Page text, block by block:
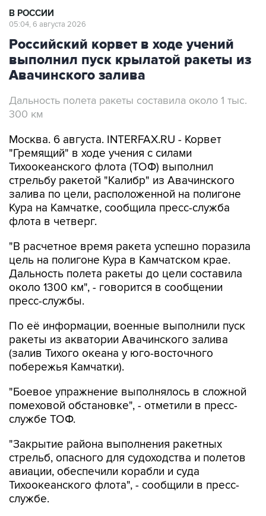
В РОССИИ
05:04, 6 августа 2026
Российский корвет в ходе учений
выполнил пуск крылатой ракеты из
Авачинского залива
Дальность полета ракеты составила около 1 тыс.
300 км
Москва. 6 августа. INTERFAX.RU - Корвет
"Гремящий" в ходе учения с силами
Тихоокеанского флота (ТОФ) выполнил
стрельбу ракетой "Калибр" из Авачинского
залива по цели, расположенной на полигоне
Кура на Камчатке, сообщила пресс-служба
флота в четверг.
"В расчетное время ракета успешно поразила
цель на полигоне Кура в Камчатском крае.
Дальность полета ракеты до цели составила
около 1300 км", - говорится в сообщении
пресс-службы.
По её информации, военные выполнили пуск
ракеты из акватории Авачинского залива
(залив Тихого океана у юго-восточного
побережья Камчатки).
"Боевое упражнение выполнялось в сложной
помеховой обстановке", - отметили в пресс-
службе ТОФ.
"Закрытие района выполнения ракетных
стрельб, опасного для судоходства и полетов
авиации, обеспечили корабли и суда
Тихоокеанского флота", - сообщили в пресс-
службе.